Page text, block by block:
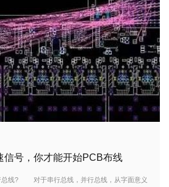
信号，你才能开始PCB布线
总线? 对于串行总线，并行总线，从字面意义